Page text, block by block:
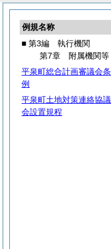
例規名称
■ 第3編 執行機関
第7章 附属機関等
平泉町総合計画審議会条
例
平泉町土地対策連絡協議
会設置規程